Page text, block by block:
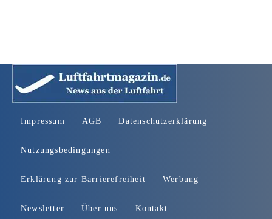
Impressum AGB Datenschutzerklärung
Nutzungsbedingungen
Erklärung zur Barrierefreiheit Werbung
Newsletter Über uns Kontakt